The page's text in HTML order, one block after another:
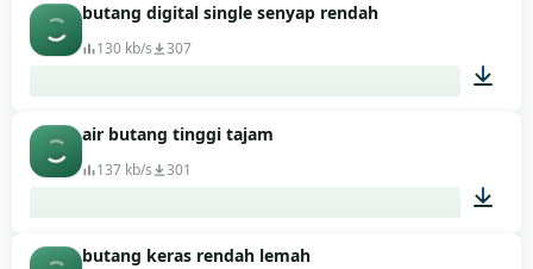
butang digital single senyap rendah
130 kb/s 307
air butang tinggi tajam
137 kb/s 301
butang keras rendah lemah